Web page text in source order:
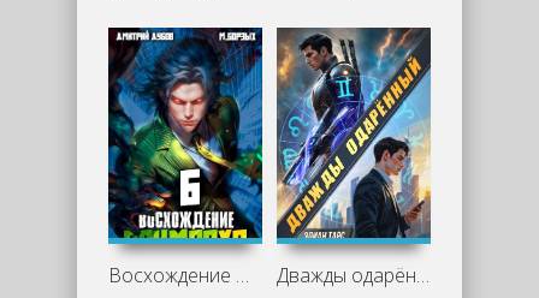
Восхождение Примарха 6 - М. Борзых, Дмитрий Дубов Дважды одарённый. Том 1 - Элиан Тарс